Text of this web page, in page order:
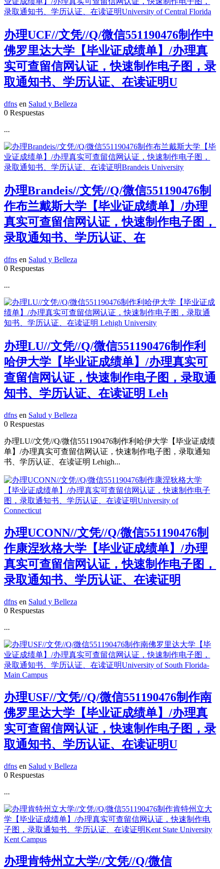
办理UCF//文凭//Q/微信551190476制作中
佛罗里达大学【毕业证成绩单】/办理真
实可查留信网认证，快速制作电子图，录
取通知书、学历认证、在读证明U
dfns en Salud y Belleza
0 Respuestas
...
办理Brandeis//文凭//Q/微信551190476制
作布兰戴斯大学【毕业证成绩单】/办理
真实可查留信网认证，快速制作电子图，
录取通知书、学历认证、在
dfns en Salud y Belleza
0 Respuestas
...
办理LU//文凭//Q/微信551190476制作利
哈伊大学【毕业证成绩单】/办理真实可
查留信网认证，快速制作电子图，录取通
知书、学历认证、在读证明 Leh
dfns en Salud y Belleza
0 Respuestas
办理LU//文凭//Q/微信551190476制作利哈伊大学【毕业证成绩
单】/办理真实可查留信网认证，快速制作电子图，录取通知
书、学历认证、在读证明 Lehigh...
办理UCONN//文凭//Q/微信551190476制
作康涅狄格大学【毕业证成绩单】/办理
真实可查留信网认证，快速制作电子图，
录取通知书、学历认证、在读证明
dfns en Salud y Belleza
0 Respuestas
...
办理USF//文凭//Q/微信551190476制作南
佛罗里达大学【毕业证成绩单】/办理真
实可查留信网认证，快速制作电子图，录
取通知书、学历认证、在读证明U
dfns en Salud y Belleza
0 Respuestas
...
办理肯特州立大学//文凭//Q/微信